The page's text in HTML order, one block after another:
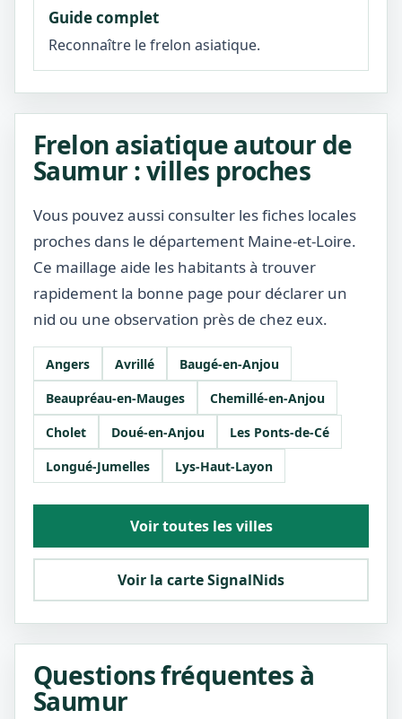
Guide complet
Reconnaître le frelon asiatique.
Frelon asiatique autour de
Saumur : villes proches
Vous pouvez aussi consulter les fiches locales
proches dans le département Maine-et-Loire.
Ce maillage aide les habitants à trouver
rapidement la bonne page pour déclarer un
nid ou une observation près de chez eux.
Angers Avrillé
Baugé-en-Anjou
Beaupréau-en-Mauges
Chemillé-en-Anjou
Cholet
Doué-en-Anjou
Les Ponts-de-Cé
Longué-Jumelles
Lys-Haut-Layon
Voir toutes les villes
Voir la carte SignalNids
Questions fréquentes à
Saumur